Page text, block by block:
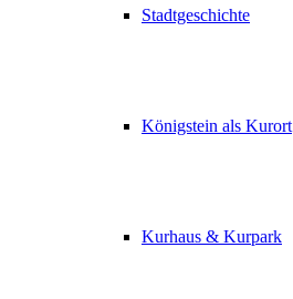
Stadtgeschichte
Königstein als Kurort
Kurhaus & Kurpark